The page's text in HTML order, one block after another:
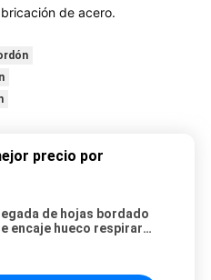
de acero.
precio por
de hojas bordado
encaje hueco respirar